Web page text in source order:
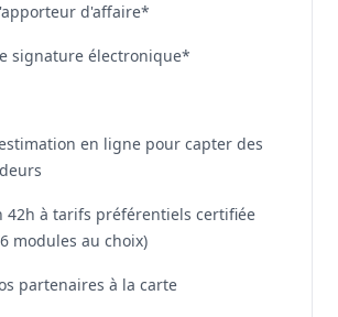
d'affaire*
signature électronique*
en ligne pour capter des
42h à tarifs préférentiels certifiée
modules au choix)
partenaires à la carte